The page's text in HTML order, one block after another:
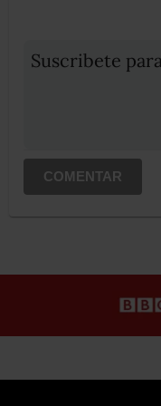
Suscribete
COMENTAR